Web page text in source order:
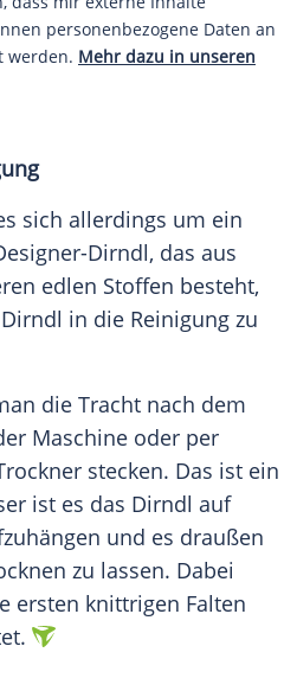
personenbezogene Daten an
werden. Mehr dazu in unseren
sich allerdings um ein
Dirndl, das aus
edlen Stoffen besteht,
in die Reinigung zu
die Tracht nach dem
Maschine oder per
stecken. Das ist ein
ist es das Dirndl auf
und es draußen
zu lassen. Dabei
ersten knittrigen Falten